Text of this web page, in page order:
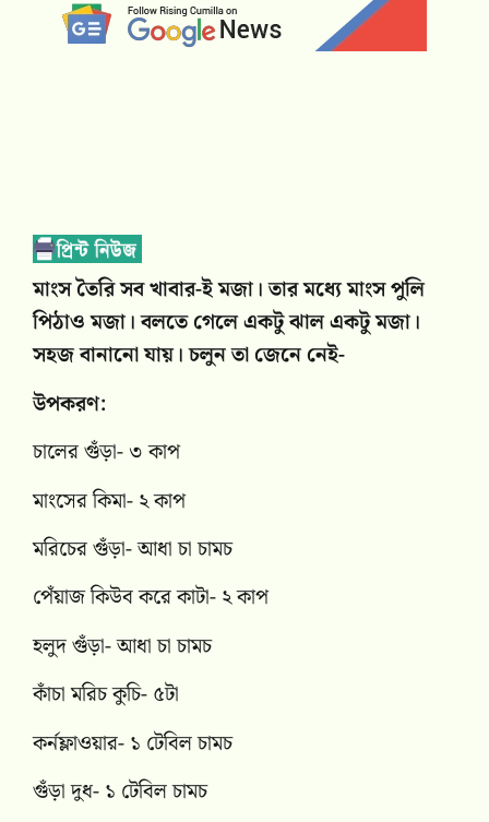
মাংস তৈরি সব খাবার-ই মজা। তার মধ্যে মাংস পুলি
পিঠাও মজা। বলতে গেলে একটু ঝাল একটু মজা।
সহজ বানানো যায়। চলুন তা জেনে নেই-
উপকরণ:
চালের গুঁড়া- ৩ কাপ
মাংসের কিমা- ২ কাপ
মরিচের গুঁড়া- আধা চা চামচ
পেঁয়াজ কিউব করে কাটা- ২ কাপ
হলুদ গুঁড়া- আধা চা চামচ
কাঁচা মরিচ কুচি- ৫টা
কর্নফ্লাওয়ার- ১ টেবিল চামচ
গুঁড়া দুধ- ১ টেবিল চামচ